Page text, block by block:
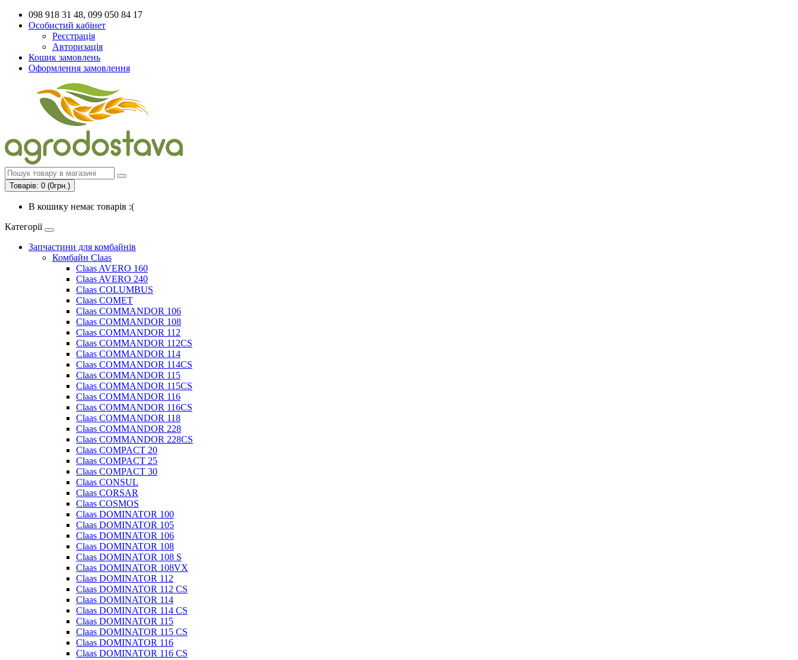
098 918 31 48, 099 050 84 17
Особистий кабінет
Реєстрація
Авторизація
Кошик замовлень
Оформлення замовлення
Товарів: 0 (0грн.)
В кошику немає товарів :(
Категорії
Запчастини для комбайнів
Комбайн Claas
Claas AVERO 160
Claas AVERO 240
Claas COLUMBUS
Claas COMET
Claas COMMANDOR 106
Claas COMMANDOR 108
Claas COMMANDOR 112
Claas COMMANDOR 112CS
Claas COMMANDOR 114
Claas COMMANDOR 114CS
Claas COMMANDOR 115
Claas COMMANDOR 115CS
Claas COMMANDOR 116
Claas COMMANDOR 116CS
Claas COMMANDOR 118
Claas COMMANDOR 228
Claas COMMANDOR 228CS
Claas COMPACT 20
Claas COMPACT 25
Claas COMPACT 30
Claas CONSUL
Claas CORSAR
Claas COSMOS
Claas DOMINATOR 100
Claas DOMINATOR 105
Claas DOMINATOR 106
Claas DOMINATOR 108
Claas DOMINATOR 108 S
Claas DOMINATOR 108VX
Claas DOMINATOR 112
Claas DOMINATOR 112 CS
Claas DOMINATOR 114
Claas DOMINATOR 114 CS
Claas DOMINATOR 115
Claas DOMINATOR 115 CS
Claas DOMINATOR 116
Claas DOMINATOR 116 CS